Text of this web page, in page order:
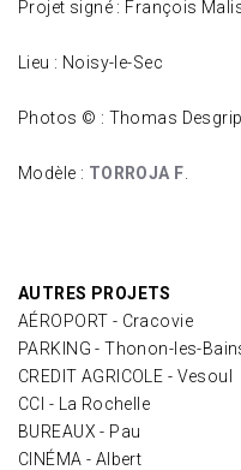
Projet signé : François
Lieu : Noisy-le-Sec
Photos © : Thomas
Modèle : TORROJA F
AUTRES PROJETS
AÉROPORT - Cracovie
PARKING - Thonon-les-
CREDIT AGRICOLE - Vesoul
CCI - La Rochelle
BUREAUX - Pau
CINÉMA - Albert